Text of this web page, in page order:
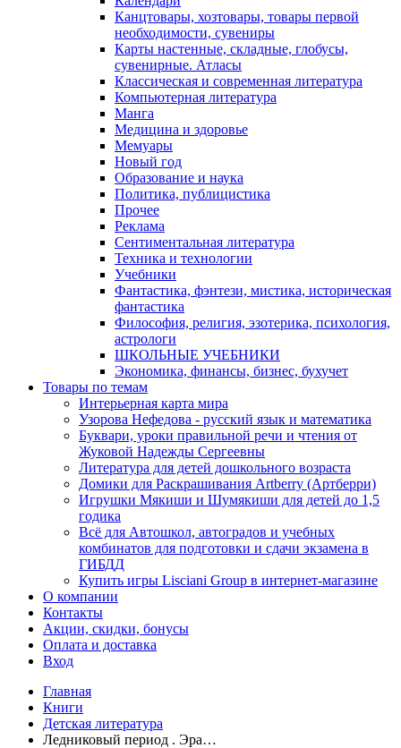
Канцтовары, хозтовары, товары первой
необходимости, сувениры
Карты настенные, складные, глобусы,
сувенирные. Атласы
Классическая и современная литература
Компьютерная литература
Манга
Медицина и здоровье
Мемуары
Новый год
Образование и наука
Политика, публицистика
Прочее
Реклама
Сентиментальная литература
Техника и технологии
Учебники
Фантастика, фэнтези, мистика, историческая
фантастика
Философия, религия, эзотерика, психология,
астрологи
ШКОЛЬНЫЕ УЧЕБНИКИ
Экономика, финансы, бизнес, бухучет
Товары по темам
Интерьерная карта мира
Узорова Нефедова - русский язык и математика
Буквари, уроки правильной речи и чтения от
Жуковой Надежды Сергеевны
Литература для детей дошкольного возраста
Домики для Раскрашивания Artberry (Артберри)
Игрушки Мякиши и Шумякиши для детей до 1,5
годика
Всё для Автошкол, автоградов и учебных
комбинатов для подготовки и сдачи экзамена в
ГИБДД
Купить игры Lisciani Group в интернет-магазине
О компании
Контакты
Акции, скидки, бонусы
Оплата и доставка
Вход
Главная
Книги
Детская литература
Ледниковый период . Эра…